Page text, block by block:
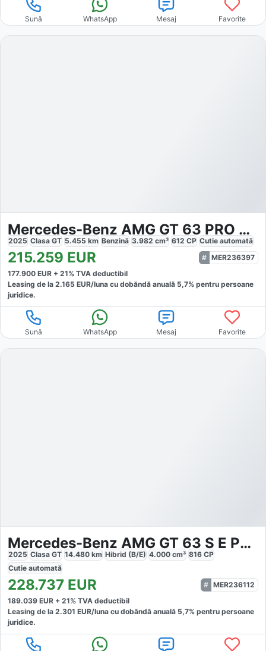
Sună WhatsApp Mesaj Favorite
Mercedes-Benz AMG GT 63 PRO 4Matic
2025 Clasa GT 5.455 km Benzină 3.982 cm³ 612 CP Cutie automată
215.259 EUR
MER236397
177.900 EUR + 21% TVA deductibil
Leasing de la 2.165 EUR/luna cu dobăndă anuală 5,7% pentru persoane
juridice.
Sună WhatsApp Mesaj Favorite
Mercedes-Benz AMG GT 63 S E PERFORMANCE AMG
2025 Clasa GT 14.480 km Hibrid (B/E) 4.000 cm³ 816 CP
Cutie automată
228.737 EUR
MER236112
189.039 EUR + 21% TVA deductibil
Leasing de la 2.301 EUR/luna cu dobăndă anuală 5,7% pentru persoane
juridice.